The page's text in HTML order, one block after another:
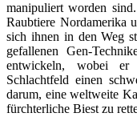
manipuliert worden
Raubtiere Nordamerika
sich ihnen in den Weg
gefallenen Gen-
entwickeln, wobei er
Schlachtfeld einen
darum, eine weltweite
fürchterliche Biest zu